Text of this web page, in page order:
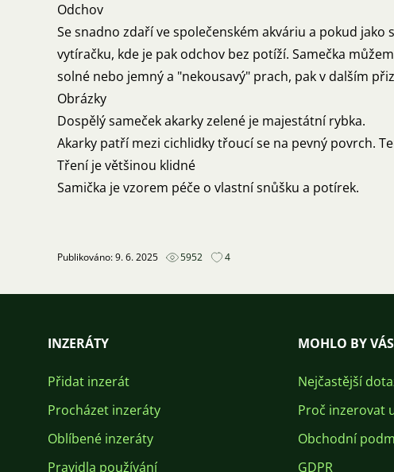
Odchov
Se snadno zdaří ve společenském akváriu a pokud
vytíračku, kde je pak odchov bez potíží. Samečka
solné nebo jemný a "nekousavý" prach, pak v dalším
Obrázky
Dospělý sameček akarky zelené je majestátní rybka.
Akarky patří mezi cichlidky třoucí se na pevný povrch.
Tření je většinou klidné
Samička je vzorem péče o vlastní snůšku a potírek.
Publikováno: 9. 6. 2025 5952 4
INZERÁTY
Přidat inzerát
Procházet inzeráty
Oblíbené inzeráty
Pravidla používání
MOHLO BY
Nejčastější
Proč inzerovat
Obchodní
GDPR